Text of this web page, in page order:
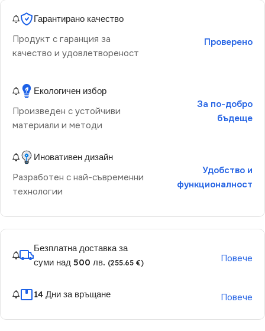
Гарантирано качество
Продукт с гаранция за
качество и удовлетвореност
Проверено
Екологичен избор
Произведен с устойчиви
материали и методи
За по-добро
бъдеще
Иновативен дизайн
Разработен с най-съвременни
технологии
Удобство и
функционалност
Безплатна доставка за
суми над 500 лв. (255.65 €) Повече
14 Дни за връщане Повече